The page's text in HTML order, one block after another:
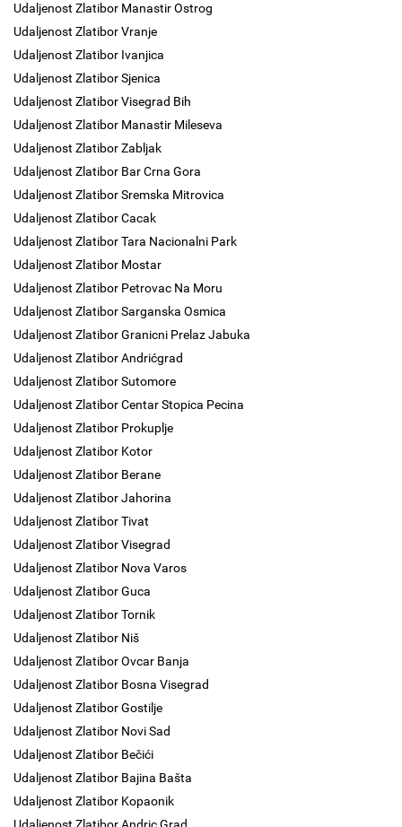
Udaljenost Zlatibor Manastir Ostrog
Udaljenost Zlatibor Vranje
Udaljenost Zlatibor Ivanjica
Udaljenost Zlatibor Sjenica
Udaljenost Zlatibor Visegrad Bih
Udaljenost Zlatibor Manastir Mileseva
Udaljenost Zlatibor Zabljak
Udaljenost Zlatibor Bar Crna Gora
Udaljenost Zlatibor Sremska Mitrovica
Udaljenost Zlatibor Cacak
Udaljenost Zlatibor Tara Nacionalni Park
Udaljenost Zlatibor Mostar
Udaljenost Zlatibor Petrovac Na Moru
Udaljenost Zlatibor Sarganska Osmica
Udaljenost Zlatibor Granicni Prelaz Jabuka
Udaljenost Zlatibor Andrićgrad
Udaljenost Zlatibor Sutomore
Udaljenost Zlatibor Centar Stopica Pecina
Udaljenost Zlatibor Prokuplje
Udaljenost Zlatibor Kotor
Udaljenost Zlatibor Berane
Udaljenost Zlatibor Jahorina
Udaljenost Zlatibor Tivat
Udaljenost Zlatibor Visegrad
Udaljenost Zlatibor Nova Varos
Udaljenost Zlatibor Guca
Udaljenost Zlatibor Tornik
Udaljenost Zlatibor Niš
Udaljenost Zlatibor Ovcar Banja
Udaljenost Zlatibor Bosna Visegrad
Udaljenost Zlatibor Gostilje
Udaljenost Zlatibor Novi Sad
Udaljenost Zlatibor Bečići
Udaljenost Zlatibor Bajina Bašta
Udaljenost Zlatibor Kopaonik